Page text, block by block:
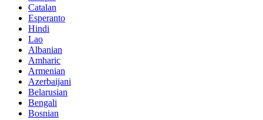
Catalan
Esperanto
Hindi
Lao
Albanian
Amharic
Armenian
Azerbaijani
Belarusian
Bengali
Bosnian